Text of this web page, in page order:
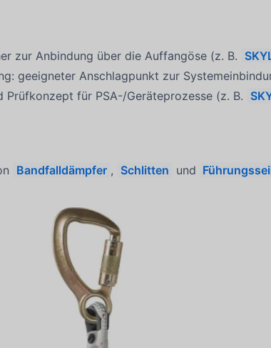
zur Anbindung über die Auffangöse (z. B.
geeigneter Anschlagpunkt zur
Prüfkonzept für PSA-/Geräteprozesse (z. B.
Bandfalldämpfer , Schlitten und